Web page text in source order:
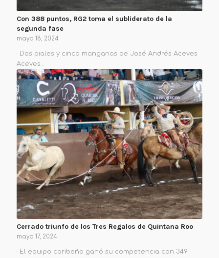
Con 388 puntos, RG2 toma el subliderato de la
segunda fase
mayo 18, 2024
· Dos piales y cinco manganas de José Andrés Aceves
Aceves…
Cerrado triunfo de los Tres Regalos de Quintana Roo
mayo 17, 2024
· El equipo caribeño ganó su competencia con 349